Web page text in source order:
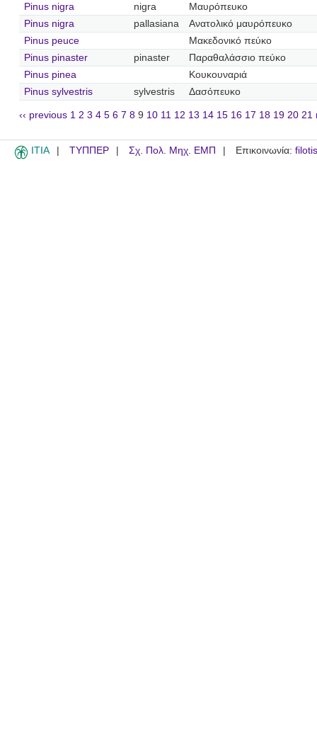
Pinus nigra
nigra
Μαυρόπευκο
Pinus nigra
pallasiana
Ανατολικό μαυρόπευκο
Pinus peuce
Μακεδονικό πεύκο
Pinus pinaster
pinaster
Παραθαλάσσιο πεύκο
Pinus pinea
Κουκουναριά
Pinus sylvestris
sylvestris Δασόπευκο
‹‹ previous 1 2 3 4 5 6 7 8 9 10 11 12 13 14 15 16 17 18 19 20 21
ITIA ΤΥΠΠΕΡ Σχ. Πολ. Μηχ. ΕΜΠ Επικοινωνία: